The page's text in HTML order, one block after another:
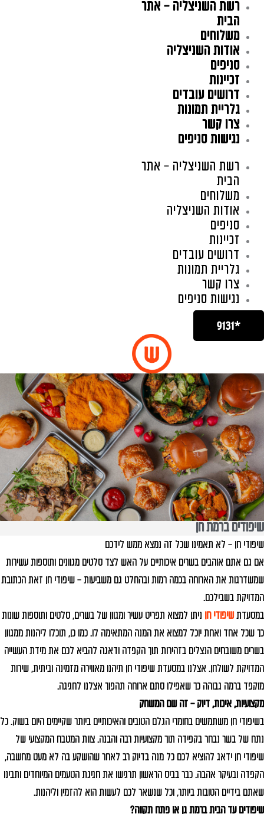
דילוג
רשת השניצליה – אתר
הבית
משלוחים
אודות השניצליה
סניפים
זכיינות
דרושים עובדים
גלריית תמונות
צרו קשר
נגישות סניפים
רשת השניצליה – אתר
הבית
משלוחים
אודות השניצליה
סניפים
זכיינות
דרושים עובדים
גלריית תמונות
צרו קשר
נגישות סניפים
*9131
שיפודים ברמת חן
שיפודי חן – לא תאמינו שכל זה נמצא ממש לידכם
אם גם אתם אוהבים בשרים איכותיים על האש לצד סלטים מגוונים ותוספות עשירות
שמשדרגות את הארוחה בכמה רמות ובהחלט גם משביעות – שיפודי חן זאת הכתובת
המדויקת בשבילכם.
במסעדתשיפודי חן ניתן למצוא תפריט עשיר ומגוון של בשרים, סלטים ותוספות שונות
כך שכל אחד ואחת יוכל למצוא את המנה המתאימה לו. כמו כן, תוכלו ליהנות ממגוון
בשרים משובחים הנצלים בזהירות תוך הקפדה ודאגה להביא לכם את מידת העשייה
המדויקת לשולחן. אצלנו במסעדת שיפודי חן תיהנו מאווירה מזמינה וביתית, שירות
מוקפד ברמה גבוהה כך שאפילו סתם ארוחה תהפוך אצלנו לחגיגה.
מקצועיות, איכות, דיוק – זה שם המשחק
בשיפודי חן משתמשים בחומרי הגלם הטובים והאיכותיים ביותר שקיימים היום בשוק. כל
נתח של בשר נבחר בקפידה תוך מקצועיות רבה והבנה. צוות המטבח המקצועי של
שיפודי חן ידאג להוציא לכם כל מנה בדיוק רב לאחר שהושקע בה לא מעט מחשבה,
הקפדה ובעיקר אהבה. כבר בביס הראשון תרגישו את חגיגת הטעמים המיוחדים ותבינו
שאתם בידיים הטובות ביותר, וכל שנשאר לכם לעשות הוא להזמין וליהנות.
שיפודים עד הבית ברמת גן או פתח תקווה?